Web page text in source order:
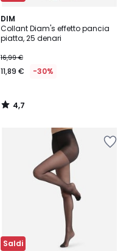
DIM
Collant Diam's effetto pancia
piatta, 25 denari
16,99 €
11,89 € -30%
4,7
/ 5
4,7
/
Saldi